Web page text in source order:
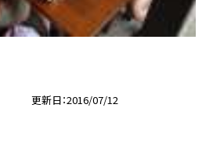
更新日 2016/07/12